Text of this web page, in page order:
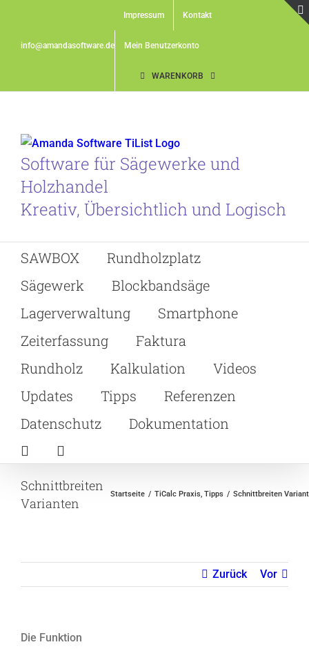
contentinfo@amandasoftware.de
Impressum Kontakt
Mein Benutzerkonto
WARENKORB
Software für Sägewerke und
Holzhandel
Kreativ, Übersichtlich und Logisch
SAWBOX
Rundholzplatz
Sägewerk
Blockbandsäge
Lagerverwaltung
Smartphone
Zeiterfassung
Faktura
Rundholz
Kalkulation
Videos
Updates
Tipps
Referenzen
Datenschutz
Dokumentation
Schnittbreiten
Varianten
Startseite TiCalc Praxis Tipps Schnittbreiten
Zurück Vor
Die Funktion